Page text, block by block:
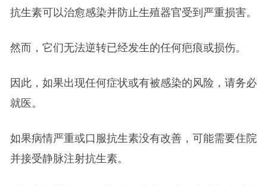
抗生素可以治愈感染并防止生殖器官受到严重损害。
然而，它们无法逆转已经发生的任何疤痕或损伤。
因此，如果出现任何症状或有被感染的风险，请务必
就医。
如果病情严重或口服抗生素没有改善，可能需要住院
并接受静脉注射抗生素。